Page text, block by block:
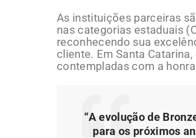
As instituições parceiras
nas categorias estaduais
reconhecendo sua
cliente. Em Santa
contempladas com a
“A evolução de
para os próximos